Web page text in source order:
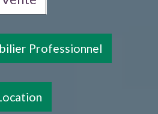
Professionnel